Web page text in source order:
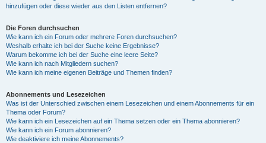
hinzufügen oder diese wieder aus den Listen entfernen?
Die Foren durchsuchen
Wie kann ich ein Forum oder mehrere Foren durchsuchen?
Weshalb erhalte ich bei der Suche keine Ergebnisse?
Warum bekomme ich bei der Suche eine leere Seite?
Wie kann ich nach Mitgliedern suchen?
Wie kann ich meine eigenen Beiträge und Themen finden?
Abonnements und Lesezeichen
Was ist der Unterschied zwischen einem Lesezeichen und einem Abonnements für ein
Thema oder Forum?
Wie kann ich ein Lesezeichen auf ein Thema setzen oder ein Thema abonnieren?
Wie kann ich ein Forum abonnieren?
Wie deaktiviere ich meine Abonnements?